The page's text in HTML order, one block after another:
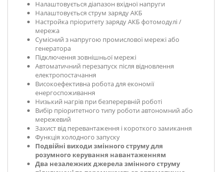
Налаштовується діапазон вхідної напруги
Налаштовується струм заряду АКБ
Настройка пріоритету заряду АКБ фотомодулі /
мережа
Сумісний з напругою промислової мережі або
генератора
Підключення зовнішньої мережі
Автоматичний перезапуск після відновлення
електропостачання
Високоефективна робота для економії
енергоспоживання
Низький нагрів при безперервній роботі
Вибір пріоритетного типу роботи автономний або
мережевий
Захист від перевантаження і короткого замикання
Функція холодного запуску
Подвійні виходи змінного струму для
розумного керування навантаженням
Два незалежних джерела змінного струму